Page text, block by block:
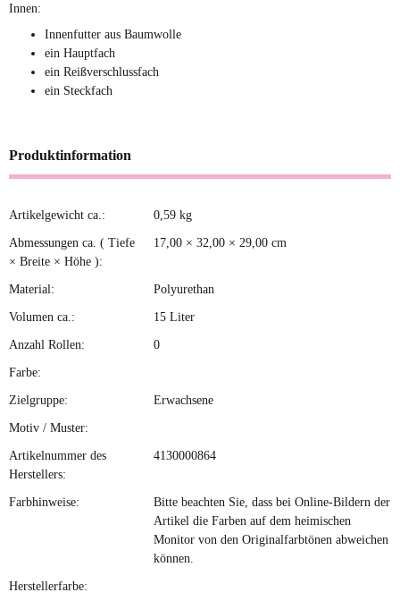
Innen:
Innenfutter aus Baumwolle
ein Hauptfach
ein Reißverschlussfach
ein Steckfach
Produktinformation
Produkteigenschaft
Wert
Artikelgewicht ca.: 0,59 kg
Abmessungen ca. ( Tiefe
× Breite × Höhe ):
17,00 × 32,00 × 29,00 cm
Material: Polyurethan
Volumen ca.: 15 Liter
Anzahl Rollen: 0
Farbe:
Zielgruppe: Erwachsene
Motiv / Muster:
Artikelnummer des
Herstellers:
4130000864
Farbhinweise:
Bitte beachten Sie, dass bei Online-Bildern der
Artikel die Farben auf dem heimischen
Monitor von den Originalfarbtönen abweichen
können.
Herstellerfarbe: